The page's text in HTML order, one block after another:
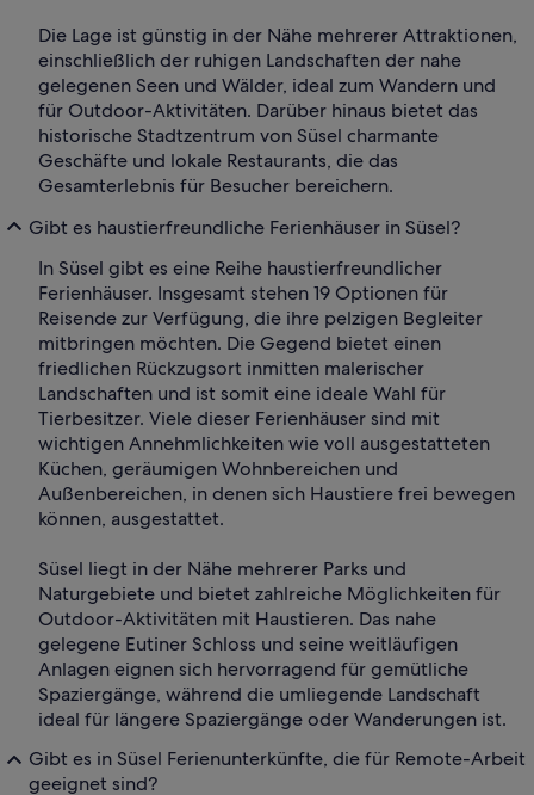
Die Lage ist günstig in der Nähe mehrerer Attraktionen,
einschließlich der ruhigen Landschaften der nahe
gelegenen Seen und Wälder, ideal zum Wandern und
für Outdoor-Aktivitäten. Darüber hinaus bietet das
historische Stadtzentrum von Süsel charmante
Geschäfte und lokale Restaurants, die das
Gesamterlebnis für Besucher bereichern.
Gibt es haustierfreundliche Ferienhäuser in Süsel?
In Süsel gibt es eine Reihe haustierfreundlicher
Ferienhäuser. Insgesamt stehen 19 Optionen für
Reisende zur Verfügung, die ihre pelzigen Begleiter
mitbringen möchten. Die Gegend bietet einen
friedlichen Rückzugsort inmitten malerischer
Landschaften und ist somit eine ideale Wahl für
Tierbesitzer. Viele dieser Ferienhäuser sind mit
wichtigen Annehmlichkeiten wie voll ausgestatteten
Küchen, geräumigen Wohnbereichen und
Außenbereichen, in denen sich Haustiere frei bewegen
können, ausgestattet.
Süsel liegt in der Nähe mehrerer Parks und
Naturgebiete und bietet zahlreiche Möglichkeiten für
Outdoor-Aktivitäten mit Haustieren. Das nahe
gelegene Eutiner Schloss und seine weitläufigen
Anlagen eignen sich hervorragend für gemütliche
Spaziergänge, während die umliegende Landschaft
ideal für längere Spaziergänge oder Wanderungen ist.
Gibt es in Süsel Ferienunterkünfte, die für Remote-Arbeit
geeignet sind?